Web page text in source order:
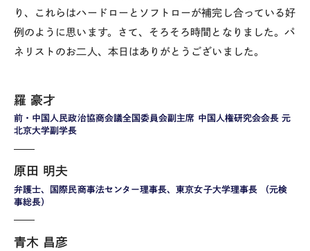
り、これらはハードローとソフトローが補完し合っている好
例のように思います。さて、そろそろ時間となりました。パ
ネリストのお二人、本日はありがとうございました。
前・中国人民政治協商会議全国委員会副主席 中国人権研究会会長 元
北京大学副学長
羅 豪才
弁護士、国際民商事法センター理事長、東京女子大学理事長 （元検
事総長）
原田 明夫
青木 昌彦